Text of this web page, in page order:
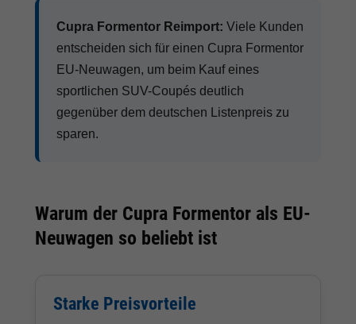
Cupra Formentor Reimport: Viele Kunden
entscheiden sich für einen Cupra Formentor
EU-Neuwagen, um beim Kauf eines
sportlichen SUV-Coupés deutlich
gegenüber dem deutschen Listenpreis zu
sparen.
Warum der Cupra Formentor als EU-
Neuwagen so beliebt ist
Starke Preisvorteile